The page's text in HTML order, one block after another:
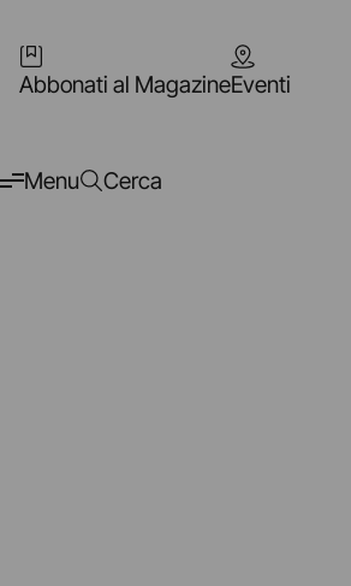
Abbonati al MagazineEventi
Menu Cerca